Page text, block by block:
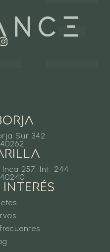
Sur 342
257, Int. 244